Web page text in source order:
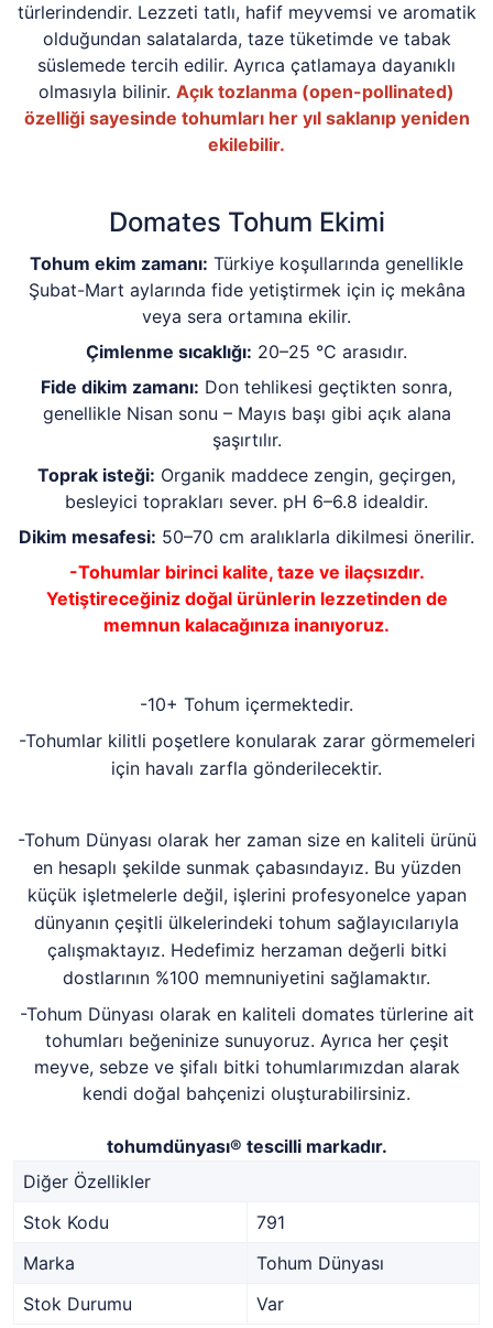
türlerindendir. Lezzeti tatlı, hafif meyvemsi ve aromatik
olduğundan salatalarda, taze tüketimde ve tabak
süslemede tercih edilir. Ayrıca çatlamaya dayanıklı
olmasıyla bilinir. Açık tozlanma (open-pollinated)
özelliği sayesinde tohumları her yıl saklanıp yeniden
ekilebilir.
Domates Tohum Ekimi
Tohum ekim zamanı: Türkiye koşullarında genellikle
Şubat-Mart aylarında fide yetiştirmek için iç mekâna
veya sera ortamına ekilir.
Çimlenme sıcaklığı: 20–25 °C arasıdır.
Fide dikim zamanı: Don tehlikesi geçtikten sonra,
genellikle Nisan sonu – Mayıs başı gibi açık alana
şaşırtılır.
Toprak isteği: Organik maddece zengin, geçirgen,
besleyici toprakları sever. pH 6–6.8 idealdir.
Dikim mesafesi: 50–70 cm aralıklarla dikilmesi önerilir.
-Tohumlar birinci kalite, taze ve ilaçsızdır.
Yetiştireceğiniz doğal ürünlerin lezzetinden de
memnun kalacağınıza inanıyoruz.
-10+ Tohum içermektedir.
-Tohumlar kilitli poşetlere konularak zarar görmemeleri
için havalı zarfla gönderilecektir.
-Tohum Dünyası olarak her zaman size en kaliteli ürünü
en hesaplı şekilde sunmak çabasındayız. Bu yüzden
küçük işletmelerle değil, işlerini profesyonelce yapan
dünyanın çeşitli ülkelerindeki tohum sağlayıcılarıyla
çalışmaktayız. Hedefimiz herzaman değerli bitki
dostlarının %100 memnuniyetini sağlamaktır.
-Tohum Dünyası olarak en kaliteli domates türlerine ait
tohumları beğeninize sunuyoruz. Ayrıca her çeşit
meyve, sebze ve şifalı bitki tohumlarımızdan alarak
kendi doğal bahçenizi oluşturabilirsiniz.
tohumdünyası® tescilli markadır.
Diğer Özellikler
Stok Kodu
791
Marka
Tohum Dünyası
Stok Durumu
Var